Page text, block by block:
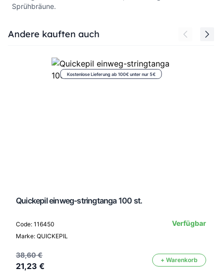
Sprühbräune.
Press to skip carousel
Andere kauften auch
Kostenlose Lieferung ab 100€ unter nur 5€
Quickepil einweg-stringtanga 100 st.
Code: 116450
Marke: QUICKEPIL
Verfügbar
38,60 €
21,23 €
+ Warenkorb